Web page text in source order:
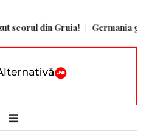
din Gruia! Germania